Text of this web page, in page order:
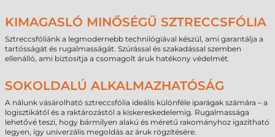
KIMAGASLÓ MINŐSÉGŰ SZTRECCSFÓLIA
Sztreccsfóliánk a legmodernebb technilógiával készül, ami garantálja a
tartósságát és rugalmasságát. Szúrással és szakadással szemben
ellenálló, ami biztosítja a csomagolt áruk hatékony védelmét.
SOKOLDALÚ ALKALMAZHATÓSÁG
A nálunk vásárolható sztreccsfólia ideális különféle iparágak számára – a
logisztikától és a raktározástól a kiskereskedelemig. Rugalmassága
lehetővé teszi, hogy bármilyen alakú és méretű rakományhoz igazítható
legyen, így univerzális megoldás az áruk rögzítésére.